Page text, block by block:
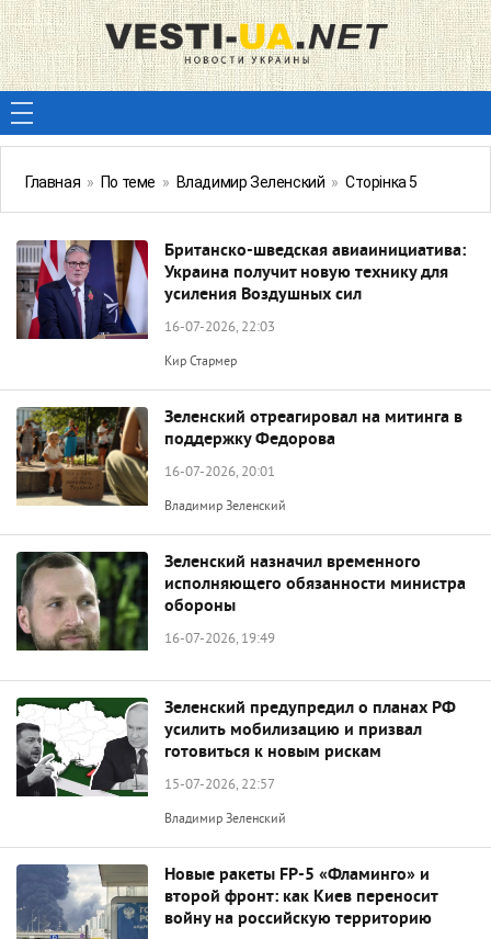
Главная » По теме » Владимир Зеленский » Сторінка 5
Британско-шведская авиаинициатива:
Украина получит новую технику для
усиления Воздушных сил
16-07-2026, 22:03
Кир Стармер
Зеленский отреагировал на митинга в
поддержку Федорова
16-07-2026, 20:01
Владимир Зеленский
Зеленский назначил временного
исполняющего обязанности министра
обороны
16-07-2026, 19:49
Зеленский предупредил о планах РФ
усилить мобилизацию и призвал
готовиться к новым рискам
15-07-2026, 22:57
Владимир Зеленский
Новые ракеты FP-5 «Фламинго» и
второй фронт: как Киев переносит
войну на российскую территорию